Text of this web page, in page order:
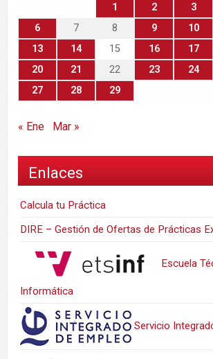
1
2 3
6
7 8 9 10
13
14 15 16 17
20
21 22 23 24
27
28 29
« Ene Mar »
Enlaces
Calcula tu Práctica
DIRE – Gestión de Ofertas de Prácticas
Escuela
Informática
Servicio